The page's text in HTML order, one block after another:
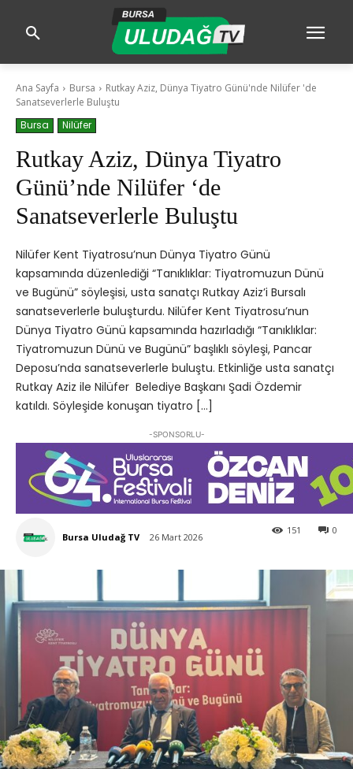
Ana Sayfa Bursa
Rutkay Aziz, Dünya Tiyatro Günü'nde Nilüfer 'de
Sanatseverlerle Buluştu
Bursa
Nilüfer
Rutkay Aziz, Dünya Tiyatro
Günü’nde Nilüfer ‘de
Sanatseverlerle Buluştu
Nilüfer Kent Tiyatrosu’nun Dünya Tiyatro Günü
kapsamında düzenlediği “Tanıklıklar: Tiyatromuzun Dünü
ve Bugünü” söyleşisi, usta sanatçı Rutkay Aziz’i Bursalı
sanatseverlerle buluşturdu. Nilüfer Kent Tiyatrosu’nun
Dünya Tiyatro Günü kapsamında hazırladığı “Tanıklıklar:
Tiyatromuzun Dünü ve Bugünü” başlıklı söyleşi, Pancar
Deposu’nda sanatseverlerle buluştu. Etkinliğe usta sanatçı
Rutkay Aziz ile Nilüfer Belediye Başkanı Şadi Özdemir
katıldı. Söyleşide konuşan tiyatro […]
-SPONSORLU-
Bursa Uludağ TV 26 Mart 2026
0
151